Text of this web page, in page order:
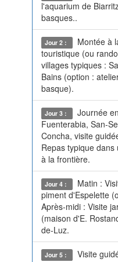
l'aquarium de
basques..
Jour 2 :
Montée à
touristique (ou
villages typiques :
Bains (option :
basque).
Jour 3 :
Journée
Fuenterabia, San-
Concha, visite
Repas typique
à la frontière.
Jour 4 :
Matin :
piment d'Espelette
Après-midi : Visite
(maison d'E.
de-Luz.
Jour 5 :
Visite